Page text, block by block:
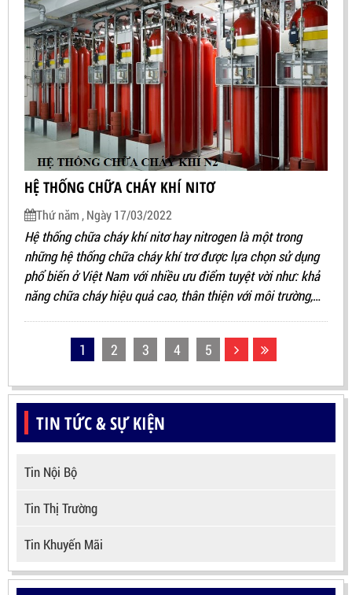
TIN TỨC & SỰ KIỆN
Tin Nội Bộ
Tin Thị Trường
Tin Khuyến Mãi
HỆ THỐNG CHỮA CHÁY KHÍ NITƠ
Thứ năm , Ngày 17/03/2022
Hệ thống chữa cháy khí nitơ hay nitrogen là một trong
những hệ thống chữa cháy khí trơ được lựa chọn sử dụng
phổ biến ở Việt Nam với nhiều ưu điểm tuyệt vời như: khả
năng chữa cháy hiệu quả cao, thân thiện với môi trường,
không để lại cặn bã sau khi phun,…
1 2 3 4 5